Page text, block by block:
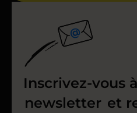
Inscrivez-vous
newsletter et